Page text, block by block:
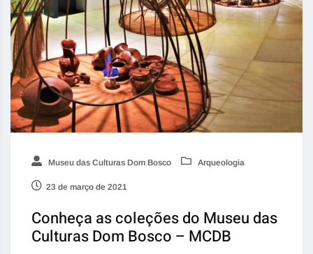
Museu das Culturas Dom Bosco Arqueologia
23 de março de 2021
Conheça as coleções do Museu das
Culturas Dom Bosco – MCDB